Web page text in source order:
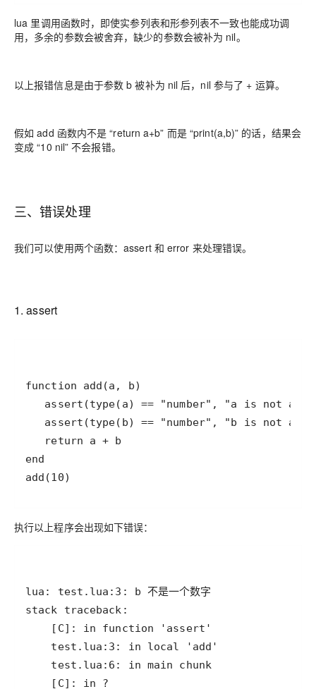
lua 里调用函数时，即使实参列表和形参列表不一致也能成功调
用，多余的参数会被舍弃，缺少的参数会被补为 nil。
以上报错信息是由于参数 b 被补为 nil 后，nil 参与了 + 运算。
假如 add 函数内不是 “return a+b” 而是 “print(a,b)” 的话，结果会
变成 “10 nil” 不会报错。
三、错误处理
我们可以使用两个函数：assert 和 error 来处理错误。
1. assert
执行以上程序会出现如下错误：
    [C]: in ?